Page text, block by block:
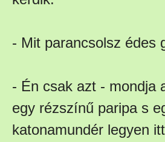
- Mit parancsolsz édes
- Én csak azt - mondja
egy rézszínű paripa s
katonamundér legyen